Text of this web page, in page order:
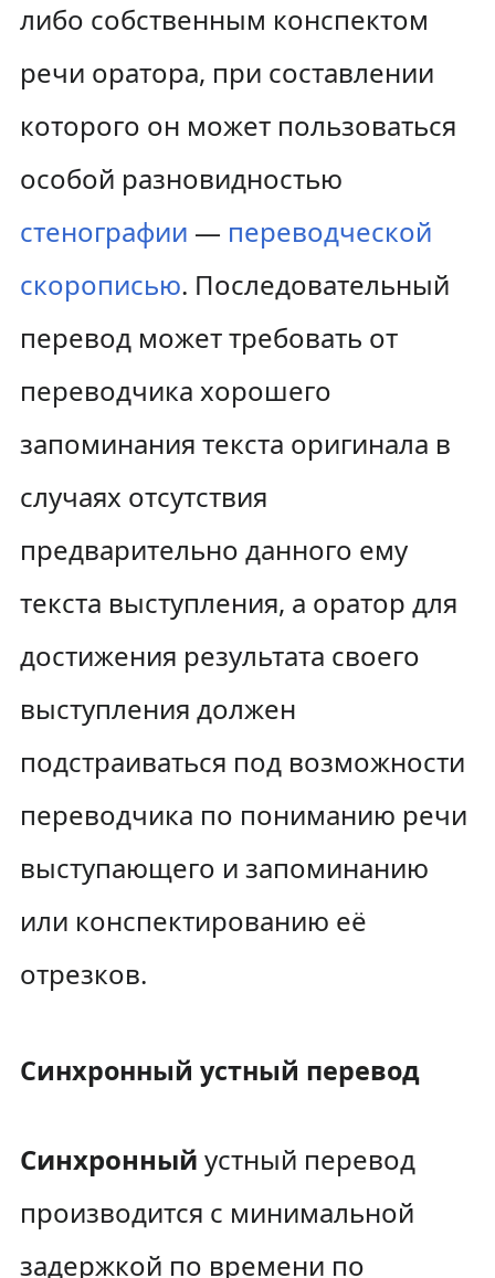
либо собственным конспектом
речи оратора, при составлении
которого он может пользоваться
особой разновидностью
стенографии — переводческой
скорописью. Последовательный
перевод может требовать от
переводчика хорошего
запоминания текста оригинала в
случаях отсутствия
предварительно данного ему
текста выступления, а оратор для
достижения результата своего
выступления должен
подстраиваться под возможности
переводчика по пониманию речи
выступающего и запоминанию
или конспектированию её
отрезков.
Синхронный устный перевод
Синхронный устный перевод
производится с минимальной
задержкой по времени по